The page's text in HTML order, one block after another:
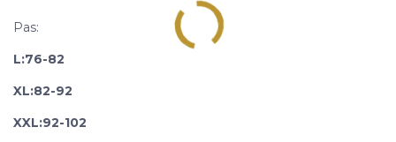
Pas:
L:76-82
XL:82-92
XXL:92-102